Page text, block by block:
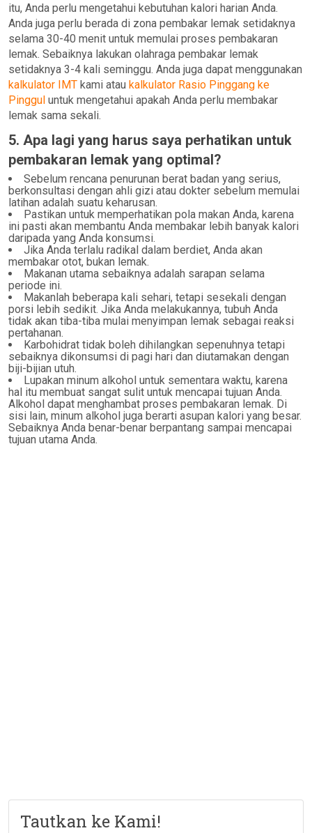
itu, Anda perlu mengetahui kebutuhan kalori harian Anda.
Anda juga perlu berada di zona pembakar lemak setidaknya
selama 30-40 menit untuk memulai proses pembakaran
lemak. Sebaiknya lakukan olahraga pembakar lemak
setidaknya 3-4 kali seminggu. Anda juga dapat menggunakan
kalkulator IMT kami atau kalkulator Rasio Pinggang ke
Pinggul untuk mengetahui apakah Anda perlu membakar
lemak sama sekali.
5. Apa lagi yang harus saya perhatikan untuk
pembakaran lemak yang optimal?
Sebelum rencana penurunan berat badan yang serius,
berkonsultasi dengan ahli gizi atau dokter sebelum memulai
latihan adalah suatu keharusan.
Pastikan untuk memperhatikan pola makan Anda, karena
ini pasti akan membantu Anda membakar lebih banyak kalori
daripada yang Anda konsumsi.
Jika Anda terlalu radikal dalam berdiet, Anda akan
membakar otot, bukan lemak.
Makanan utama sebaiknya adalah sarapan selama
periode ini.
Makanlah beberapa kali sehari, tetapi sesekali dengan
porsi lebih sedikit. Jika Anda melakukannya, tubuh Anda
tidak akan tiba-tiba mulai menyimpan lemak sebagai reaksi
pertahanan.
Karbohidrat tidak boleh dihilangkan sepenuhnya tetapi
sebaiknya dikonsumsi di pagi hari dan diutamakan dengan
biji-bijian utuh.
Lupakan minum alkohol untuk sementara waktu, karena
hal itu membuat sangat sulit untuk mencapai tujuan Anda.
Alkohol dapat menghambat proses pembakaran lemak. Di
sisi lain, minum alkohol juga berarti asupan kalori yang besar.
Sebaiknya Anda benar-benar berpantang sampai mencapai
tujuan utama Anda.
Tautkan ke Kami!